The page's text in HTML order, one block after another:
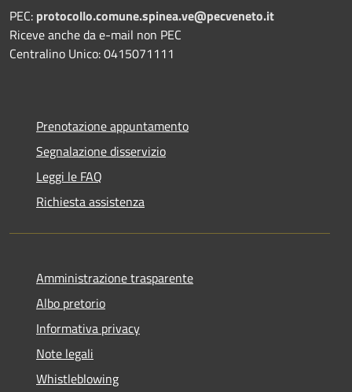
PEC: protocollo.comune.spinea.ve@pecveneto.it
Riceve anche da e-mail non PEC
Centralino Unico: 0415071111
Prenotazione appuntamento
Segnalazione disservizio
Leggi le FAQ
Richiesta assistenza
Amministrazione trasparente
Albo pretorio
Informativa privacy
Note legali
Whistleblowing